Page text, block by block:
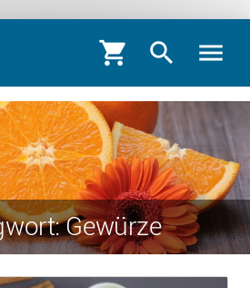
shopping_cart search menu
Gewürze